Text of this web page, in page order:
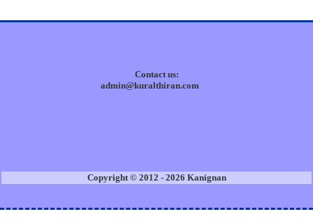
Contact us:
admin@kuralthiran.com
Copyright © 2012 - 2026 Kanignan